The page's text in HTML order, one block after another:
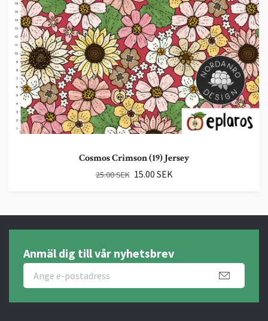
Cosmos Crimson (19) Jersey
25.00 SEK 15.00 SEK
Anmäl dig till vår nyhetsbrev